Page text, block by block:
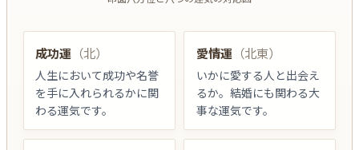
成功運 （北）
人生において成功や名誉
を手に入れられるかに関
わる運気です。
愛情運（北東）
いかに愛する人と出会え
るか。結婚にも関わる大
事な運気です。